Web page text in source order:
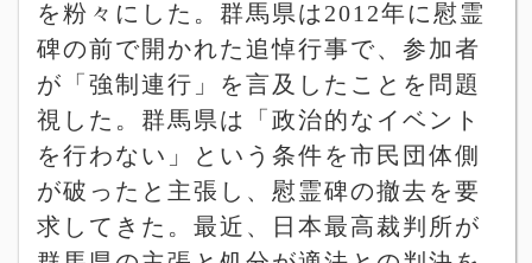
を粉々にした。群馬県は 2012年に慰霊
碑の前で開かれた追悼行事で、参加者
が「強制連行」を言及したことを問題
視した。群馬県は「政治的なイベント
を行わない」という条件を市民団体側
が破ったと主張し、慰霊碑の撤去を要
求してきた。最近、日本最高裁判所が